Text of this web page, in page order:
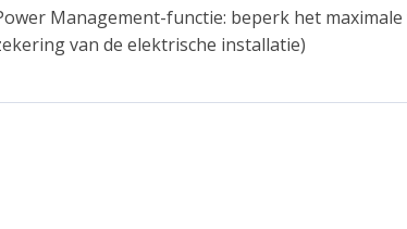
Management-functie: beperk het
van de elektrische installatie)